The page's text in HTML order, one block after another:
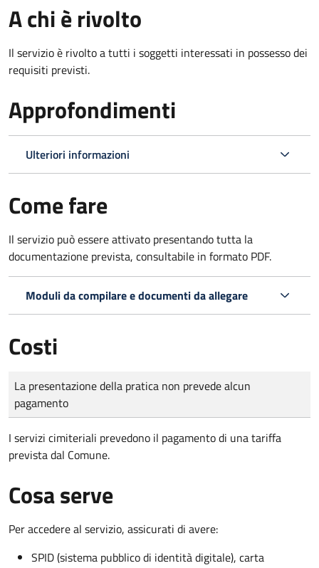
A chi è rivolto
Il servizio è rivolto a tutti i soggetti interessati in possesso dei
requisiti previsti.
Approfondimenti
Ulteriori informazioni
Come fare
Il servizio può essere attivato presentando tutta la
documentazione prevista, consultabile in formato PDF.
Moduli da compilare e documenti da allegare
Costi
Tipo di pagamento
Importo
La presentazione della pratica non prevede alcun
pagamento
I servizi cimiteriali prevedono il pagamento di una tariffa
prevista dal Comune.
Cosa serve
Per accedere al servizio, assicurati di avere:
SPID (sistema pubblico di identità digitale), carta